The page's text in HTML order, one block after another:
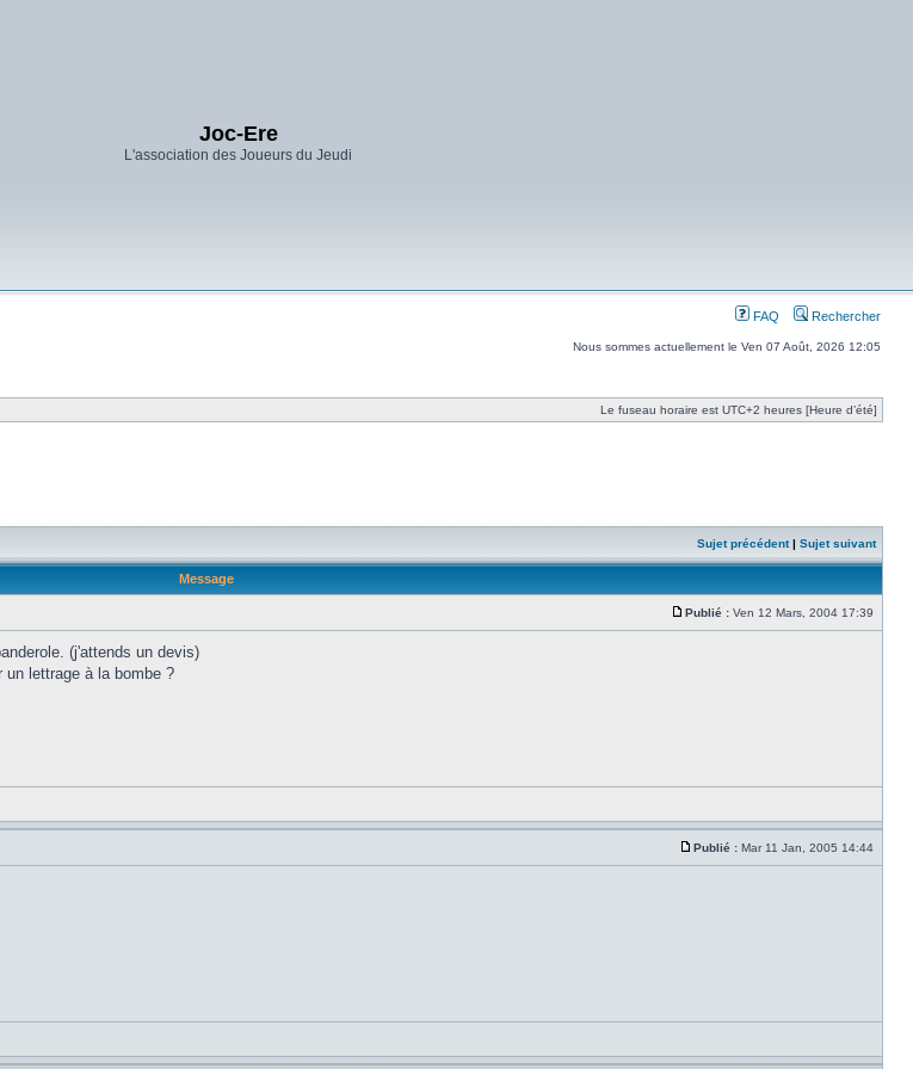
Joc-Ere
L'association des Joueurs du Jeudi
FAQ Rechercher
Nous sommes actuellement le Ven 07 Août, 2026 12:05
Le fuseau horaire est UTC+2 heures [Heure d’été]
Sujet précédent| Sujet suivant
Message
Publié : Ven 12 Mars, 2004 17:39
(j'attends un devis)
un lettrage à la bombe ?
Publié : Mar 11 Jan, 2005 14:44